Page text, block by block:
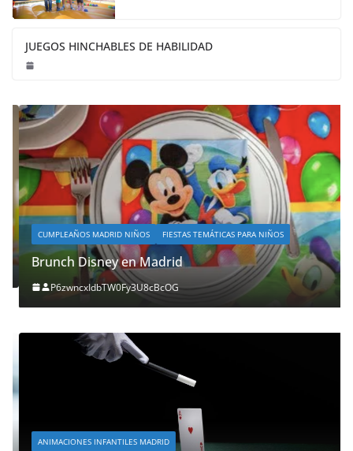
JUEGOS HINCHABLES DE HABILIDAD
CUMPLEAÑOS MADRID NIÑOS FIESTAS TEMÁTICAS PARA NIÑOS
Brunch Disney en Madrid
P6zwncxIdbTW0Fy3U8cBcOG
ANIMACIONES INFANTILES MADRID